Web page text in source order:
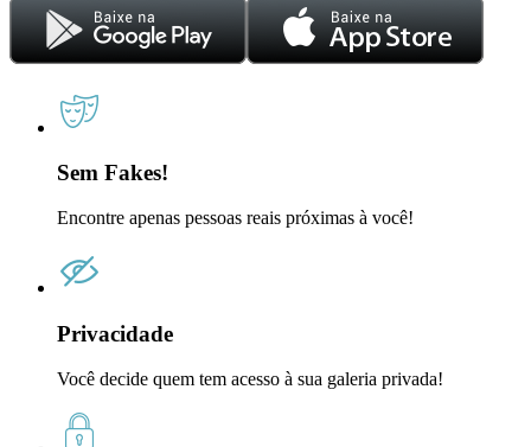
Sem Fakes!
Encontre apenas pessoas reais próximas à você!
Privacidade
Você decide quem tem acesso à sua galeria privada!